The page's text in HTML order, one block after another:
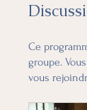
Ce
groupe.
vous